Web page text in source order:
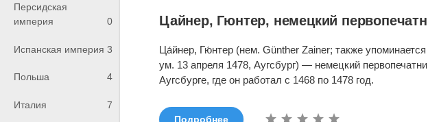
Персидская
империя
0
Испанская империя 3
Польша 4
Италия 7
Цайнер, Гюнтер, немецкий
Ца́йнер, Гю́нтер (нем. Günther Zainer; также
ум. 13 апреля 1478, Аугсбург) — немецкий
Аугсбурге, где он работал с 1468 по 1478 год.
Подробнее